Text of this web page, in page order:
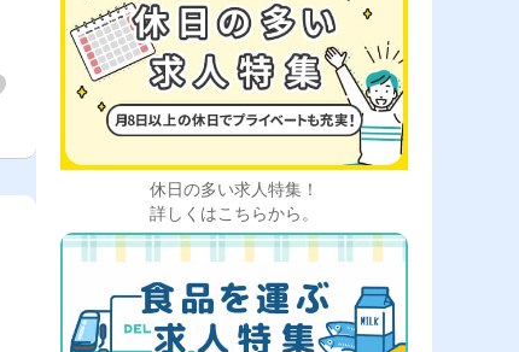
休日の多い求人特集！
詳しくはこちらから。